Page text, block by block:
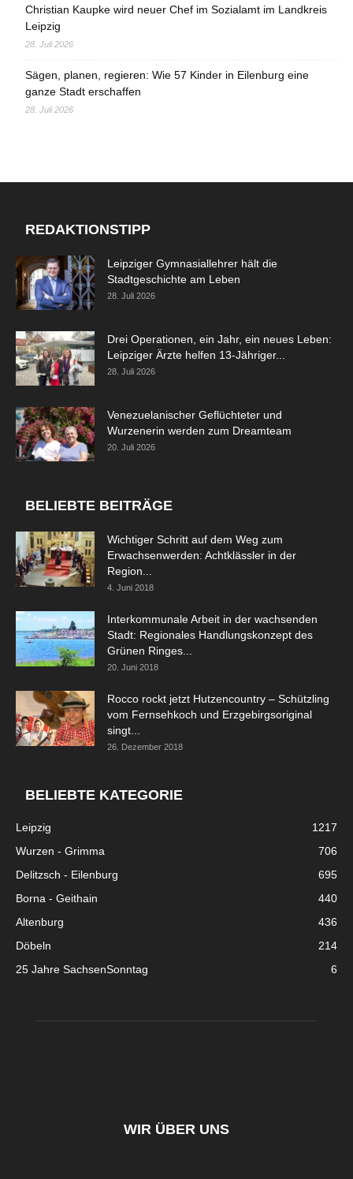
Christian Kaupke wird neuer Chef im Sozialamt im Landkreis
Leipzig
28. Juli 2026
Sägen, planen, regieren: Wie 57 Kinder in Eilenburg eine
ganze Stadt erschaffen
28. Juli 2026
REDAKTIONSTIPP
Leipziger Gymnasiallehrer hält die
Stadtgeschichte am Leben
28. Juli 2026
Drei Operationen, ein Jahr, ein neues Leben:
Leipziger Ärzte helfen 13-Jähriger...
28. Juli 2026
Venezuelanischer Geflüchteter und
Wurzenerin werden zum Dreamteam
20. Juli 2026
BELIEBTE BEITRÄGE
Wichtiger Schritt auf dem Weg zum
Erwachsenwerden: Achtklässler in der
Region...
4. Juni 2018
Interkommunale Arbeit in der wachsenden
Stadt: Regionales Handlungskonzept des
Grünen Ringes...
20. Juni 2018
Rocco rockt jetzt Hutzencountry – Schützling
vom Fernsehkoch und Erzgebirgsoriginal
singt...
26. Dezember 2018
BELIEBTE KATEGORIE
Leipzig
1217
Wurzen - Grimma
706
Delitzsch - Eilenburg
695
Borna - Geithain
440
Altenburg
436
Döbeln
214
25 Jahre SachsenSonntag
6
WIR ÜBER UNS